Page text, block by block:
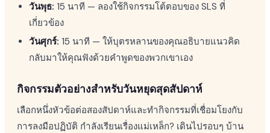
วันพุธ: 15 นาที — ลองใช้กิจกรรมโต้ตอบของ SLS ที่
เกี่ยวข้อง
วันศุกร์: 15 นาที — ให้บุตรหลานของคุณอธิบายแนวคิด
กลับมาให้คุณฟังด้วยคำพูดของพวกเขาเอง
กิจกรรมตัวอย่างสำหรับวันหยุดสุดสัปดาห์
เลือกหนึ่งหัวข้อต่อสองสัปดาห์และทำกิจกรรมที่เชื่อมโยงกับ
การลงมือปฏิบัติ กำลังเรียนเรื่องแม่เหล็ก? เดินไปรอบๆ บ้าน